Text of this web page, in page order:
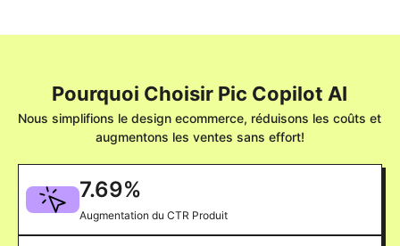
Pourquoi Choisir Pic Copilot AI
Nous simplifions le design ecommerce, réduisons les coûts et
augmentons les ventes sans effort!
7.69%
Augmentation du CTR Produit